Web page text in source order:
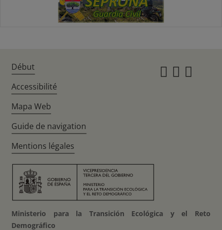
Début
Accessibilité
Mapa Web
Guide de navigation
Mentions légales
Ministerio para la Transición Ecológica y el Reto
Demográfico